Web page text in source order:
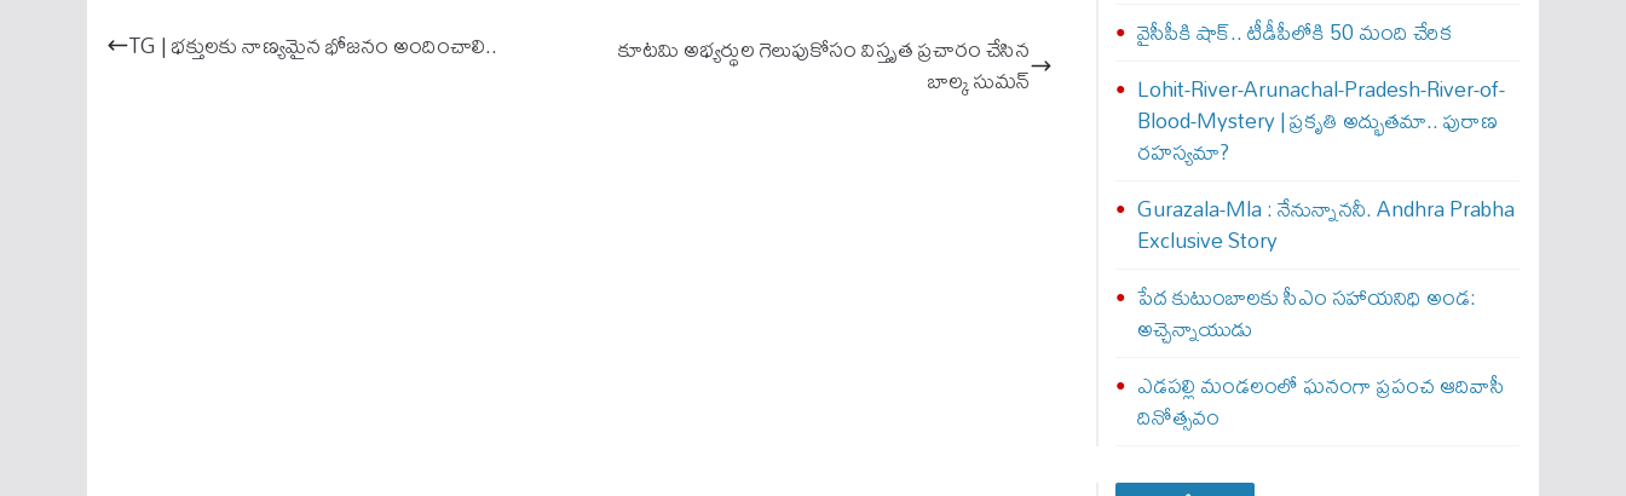
ok A
pp
TG | భక్తులకు నాణ్యమైన భోజనం అందించాలి.. కూటమి అభ్యర్థుల గెలుపుకోసం విస్తృత ప్రచారం చేసిన
బాల్క సుమన్
వైసీపీకి షాక్‌.. టీడీపీలోకి 50 మంది చేరిక
Lohit-River-Arunachal-Pradesh-River-of-
Blood-Mystery | ప్రకృతి అద్భుతమా.. పురాణ
రహస్యమా?
Gurazala-Mla : నేనున్నాన‌నీ. Andhra Prabha
Exclusive Story
పేద కుటుంబాలకు సీఎం సహాయనిధి అండ:
అచ్చెన్నాయుడు
ఎడపల్లి మండలంలో ఘనంగా ప్రపంచ ఆదివాసీ
దినోత్సవం